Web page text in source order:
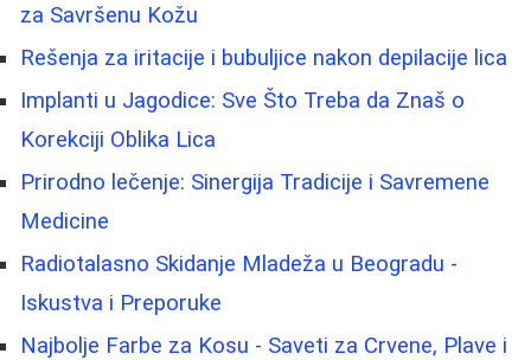
za Savršenu Kožu
Rešenja za iritacije i bubuljice nakon depilacije lica
Implanti u Jagodice: Sve Što Treba da Znaš o
Korekciji Oblika Lica
Prirodno lečenje: Sinergija Tradicije i Savremene
Medicine
Radiotalasno Skidanje Mladeža u Beogradu -
Iskustva i Preporuke
Najbolje Farbe za Kosu - Saveti za Crvene, Plave i